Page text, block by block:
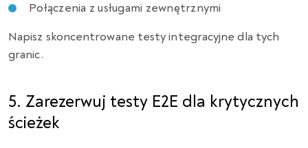
Połączenia z usługami zewnętrznymi
Napisz skoncentrowane testy integracyjne dla tych
granic.
5. Zarezerwuj testy E2E dla krytycznych
ścieżek